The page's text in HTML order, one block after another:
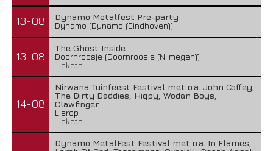
13-08
Dynamo Metalfest Pre-party
Dynamo (Dynamo (Eindhoven))
13-08
The Ghost Inside
Doornroosje (Doornroosje (Nijmegen))
Tickets
14-08
Nirwana Tuinfeest Festival met o.a. John Coffey,
The Dirty Daddies, Hiqpy, Wodan Boys,
Clawfinger
Lierop
Tickets
Dynamo MetalFest Festival met o.a. In Flames,